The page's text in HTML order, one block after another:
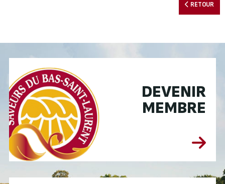
RETOUR
DEVENIR
MEMBRE